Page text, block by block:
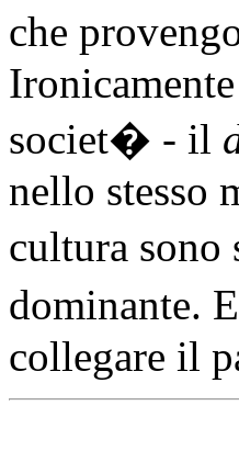
che
societ� - il
nello stesso
cultura
dominante.
collegare il